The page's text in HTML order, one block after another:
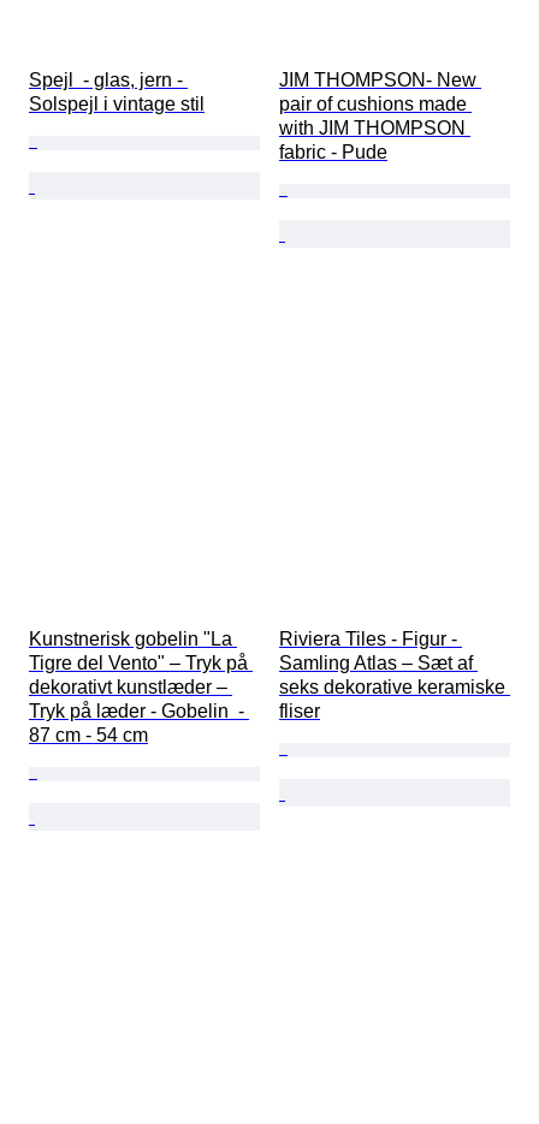
Spejl  - glas, jern -
Solspejl i vintage stil
JIM THOMPSON- New
pair of cushions made
with JIM THOMPSON
fabric - Pude
Kunstnerisk gobelin "La
Tigre del Vento" – Tryk på
dekorativt kunstlæder –
Tryk på læder - Gobelin  -
87 cm - 54 cm
Riviera Tiles - Figur -
Samling Atlas – Sæt af
seks dekorative keramiske
fliser